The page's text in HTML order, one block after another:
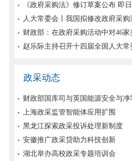
《政府采购法》修订草案公布 即
人大常委会丨我国拟修改政府采购
财政部：在政府采购活动中对46家
赵乐际主持召开十四届全国人大常
政采动态
财政部国库司与英国能源安全与净
上海政采监管智能体应用扩围
黑龙江探索政采投诉处理新制度
安徽推广政采贷助力科技创新
湖北举办高校政采专题培训会